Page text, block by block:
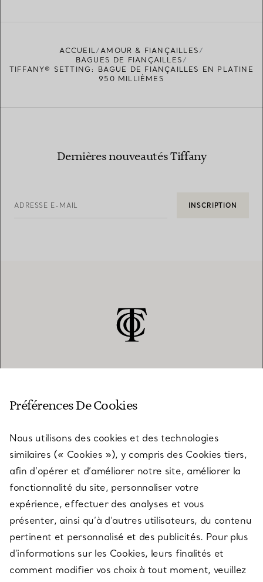
ACCUEIL
AMOUR & FIANÇAILLES
BAGUES DE FIANÇAILLES
TIFFANY® SETTING: BAGUE DE FIANÇAILLES EN PLATINE
950 MILLIÈMES
Dernières nouveautés Tiffany
ADRESSE E-MAIL INSCRIPTION
SERVICES
À PROPOS
QUESTIONS LÉGALES
Préférences De Cookies
Nous utilisons des cookies et des technologies
similaires (« Cookies »), y compris des Cookies tiers,
afin d’opérer et d’améliorer notre site, améliorer la
fonctionnalité du site, personnaliser votre
expérience, effectuer des analyses et vous
présenter, ainsi qu’à d’autres utilisateurs, du contenu
pertinent et personnalisé et des publicités. Pour plus
d’informations sur les Cookies, leurs finalités et
comment modifier vos choix à tout moment, veuillez